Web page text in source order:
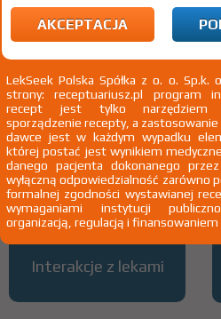
Wszystkie dawki leku
Interakcje z lekami
AKCEPTACJA
LekSeek Polska Spółka z o. o. Sp.k.
strony: receptuariusz.pl program
recept jest tylko narzędziem
sporządzenie recepty, a
dawce jest w każdym wypadku
której postać jest wynikiem
danego pacjenta dokonanego
wyłączną odpowiedzialność zarówno
formalnej zgodności wystawianej
wymaganiami instytucji
organizacją, regulacją i finansowaniem